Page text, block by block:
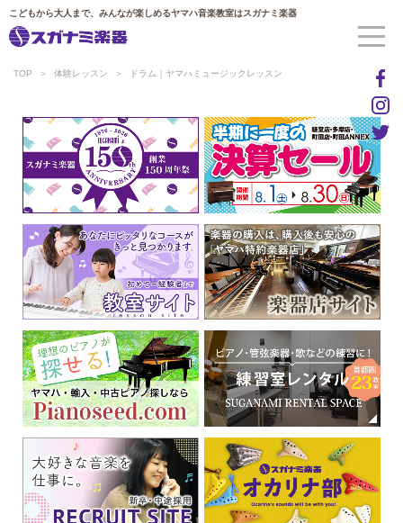
こどもから大人まで、みんなが楽しめるヤマハ音楽教室はスガナミ楽器
TOP 体験レッスン ドラム｜ヤマハミュージックレッスン